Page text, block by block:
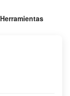
Herramientas